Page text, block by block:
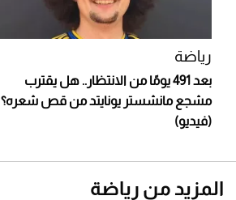
رياضة
بعد 491 يومًا من الانتظار.. هل يقترب
مشجع مانشستر يونايتد من قص شعره؟
(فيديو)
المزيد من رياضة